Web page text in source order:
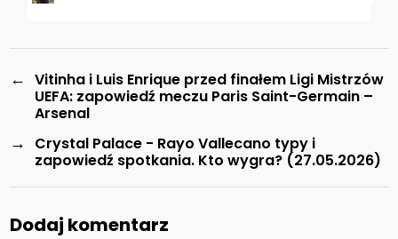
← Vitinha i Luis Enrique przed finałem Ligi Mistrzów
UEFA: zapowiedź meczu Paris Saint-Germain –
Arsenal
→
Crystal Palace - Rayo Vallecano typy i
zapowiedź spotkania. Kto wygra? (27.05.2026)
Dodaj komentarz